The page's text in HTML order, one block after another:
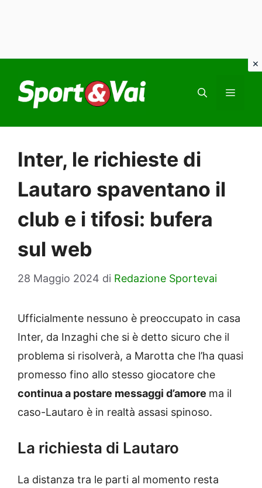
contenuto
Inter, le richieste di
Lautaro spaventano il
club e i tifosi: bufera
sul web
28 Maggio 2024 di Redazione Sportevai
Ufficialmente nessuno è preoccupato in casa
Inter, da Inzaghi che si è detto sicuro che il
problema si risolverà, a Marotta che l’ha quasi
promesso fino allo stesso giocatore che
continua a postare messaggi d’amore ma il
caso-Lautaro è in realtà assasi spinoso.
La richiesta di Lautaro
La distanza tra le parti al momento resta